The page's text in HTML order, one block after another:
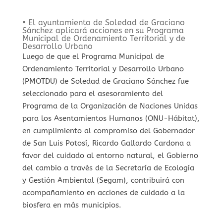
• El ayuntamiento de Soledad de Graciano
Sánchez aplicará acciones en su Programa
Municipal de Ordenamiento Territorial y de
Desarrollo Urbano
Luego de que el Programa Municipal de
Ordenamiento Territorial y Desarrollo Urbano
(PMOTDU) de Soledad de Graciano Sánchez fue
seleccionado para el asesoramiento del
Programa de la Organización de Naciones Unidas
para los Asentamientos Humanos (ONU-Hábitat),
en cumplimiento al compromiso del Gobernador
de San Luis Potosí, Ricardo Gallardo Cardona a
favor del cuidado al entorno natural, el Gobierno
del cambio a través de la Secretaría de Ecología
y Gestión Ambiental (Segam), contribuirá con
acompañamiento en acciones de cuidado a la
biosfera en más municipios.